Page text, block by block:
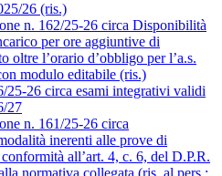
26 (ris.)
n. 162/25-26 circa Disponibilità
per ore aggiuntive di
oltre l’orario d’obbligo per l’a.s.
modulo editabile (ris.)
25-26 circa esami integrativi validi
27
n. 161/25-26 circa
inerenti alle prove di
all’art. 4, c. 6, del D.P.R.